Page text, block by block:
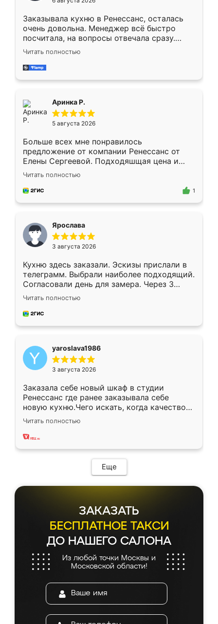
мебели буду заказывать только здесь.
Заказывала кухню в Ренессанс, осталась
очень довольна. Менеджер всё быстро
посчитала, на вопросы отвечала сразу.
Замерщик приехал в субботу, подошёл к
делу со всей ответственностью. Собрали
за день, ребята работали аккуратно, даже
Читать полностью
Аринка Р.
5 августа 2026
Больше всех мне понравилось
предложение от компании Ренессанс от
Елены Сергеевой. Подходяшщая цена и
короткие сроки изготовления. Приехавший
для замера сотрудник Владислав
предложил по моему эскизу самый
Читать полностью
1
Ярослава
3 августа 2026
Кухню здесь заказали. Эскизы прислали в
телеграмм. Выбрали наиболее подходящий.
Согласовали день для замера. Через 3
недели кухня была уже готова. Остались
довольны работой. Спасибо Ренессанс
мебель за качественную работу!
Читать полностью
yaroslava1986
3 августа 2026
Заказала себе новый шкаф в студии
Ренессанс где ранее заказывала себе
новую кухню.Чего искать, когда качеством
вполне довольна. Служит кухня уже почти
два года, нареканий нет.
Читать полностью
Еще
ЗАКАЗАТЬ
БЕСПЛАТНОЕ ТАКСИ
ДО НАШЕГО САЛОНА
Из любой точки Москвы и
Московской области!